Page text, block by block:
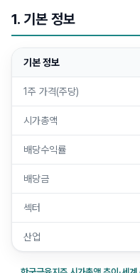
1. 기본 정보
기본 정보
1주 가격(주당)
시가총액
배당수익률
배당금
섹터
산업